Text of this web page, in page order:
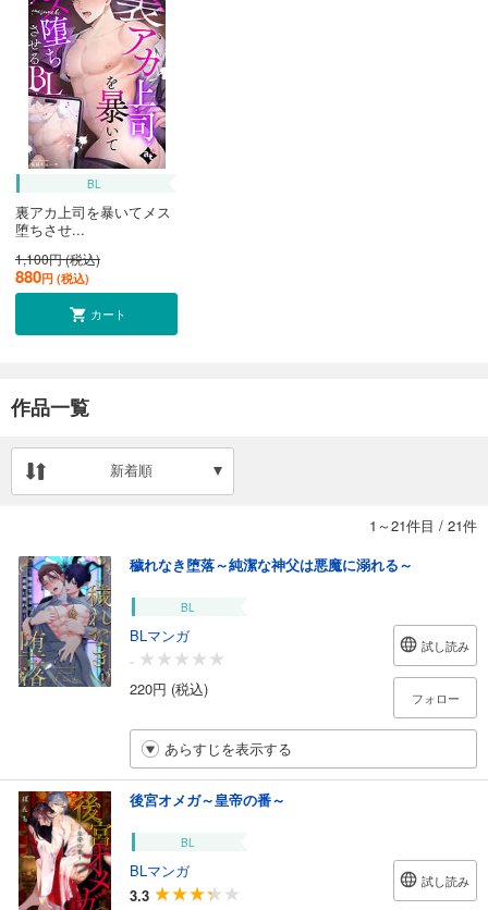
BL
裏アカ上司を暴いてメス
堕ちさせ...
1,100円 (税込)
880円 (税込)
カート
作品一覧
新着順
1～21件目 / 21件
穢れなき堕落～純潔な神父は悪魔に溺れる～
BL
BLマンガ
-
220円 (税込)
試し読み
フォロー
あらすじを表示する
後宮オメガ～皇帝の番～
BL
BLマンガ
3.3
試し読み